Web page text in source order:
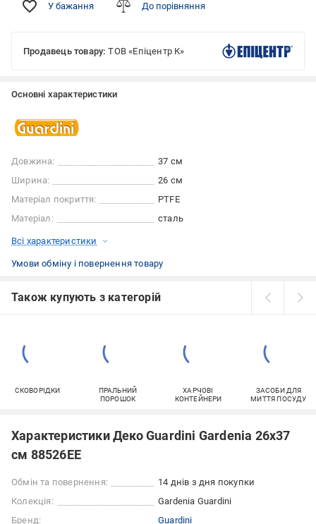
У бажання До порівняння
Продавець товару: ТОВ «Епіцентр К»
Основні характеристики
Довжина:
37 см
Ширина:
26 см
Матеріал покриття:
PTFE
Матеріал:
сталь
Всі характеристики
Умови обміну і повернення товару
Також купують з категорій
СКОВОРІДКИ
ПРАЛЬНИЙ
ПОРОШОК
ХАРЧОВІ
КОНТЕЙНЕРИ
ЗАСОБИ ДЛЯ
МИТТЯ ПОСУДУ
Характеристики Деко Guardini Gardenia 26x37
см 88526EE
Обмін та повернення:
14 днів з дня покупки
Колекція:
Gardenia Guardini
Бренд:
Guardini